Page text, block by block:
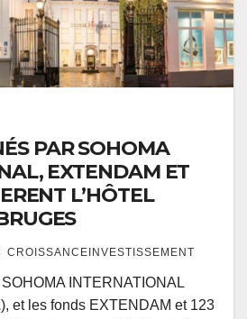
PAR SOHOMA
EXTENDAM ET
L’HÔTEL
CROISSANCEINVESTISSEMENT
SOHOMA INTERNATIONAL
et les fonds EXTENDAM et 123